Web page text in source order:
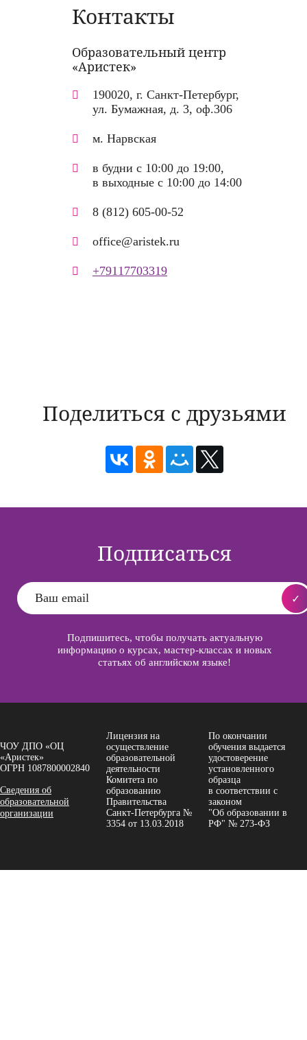
Контакты
Образовательный центр
«Аристек»
190020, г. Санкт-Петербург,
ул. Бумажная, д. 3, оф.306
м. Нарвская
в будни с 10:00 до 19:00,
в выходные с 10:00 до 14:00
8 (812) 605-00-52
office@aristek.ru
+79117703319
Поделиться с друзьями
Подписаться
Подпишитесь, чтобы получать актуальную
информацию о курсах, мастер-классах и новых
статьях об английском языке!
ЧОУ ДПО «ОЦ
«Аристек»
ОГРН 1087800002840
Сведения об
образовательной
организации
Лицензия на
осуществление
образовательной
деятельности
Комитета по
образованию
Правительства
Санкт-Петербурга №
3354 от 13.03.2018
По окончании
обучения выдается
удостоверение
установленного
образца
в соответствии с
законом
"Об образовании в
РФ" № 273-ФЗ